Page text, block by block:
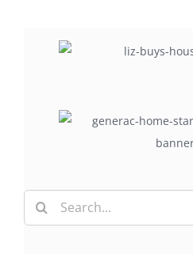
Search
for: